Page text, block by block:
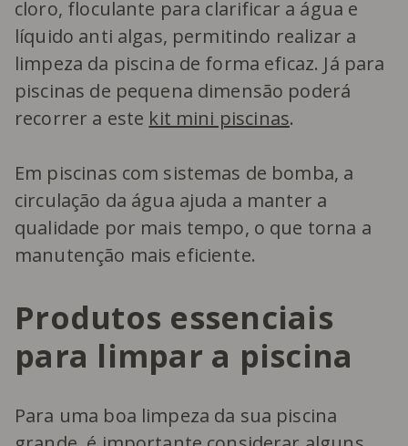
cloro, floculante para clarificar a água e
líquido anti algas, permitindo realizar a
limpeza da piscina de forma eficaz. Já para
piscinas de pequena dimensão poderá
recorrer a este kit mini piscinas.
Em piscinas com sistemas de bomba, a
circulação da água ajuda a manter a
qualidade por mais tempo, o que torna a
manutenção mais eficiente.
Produtos essenciais
para limpar a piscina
Para uma boa limpeza da sua piscina